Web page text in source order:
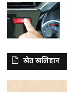
खेत खलिहान